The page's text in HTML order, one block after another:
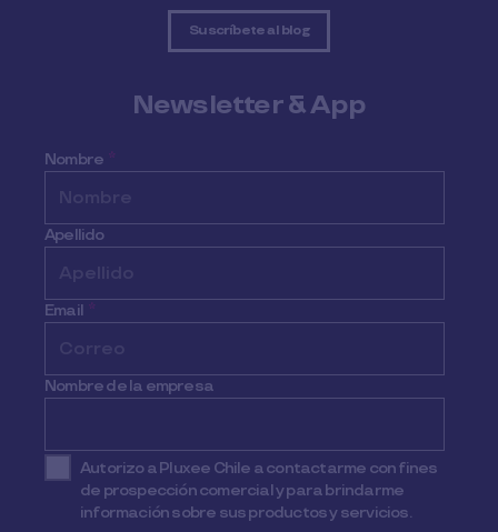
Suscríbete al blog
Newsletter & App
Nombre *
Apellido
Email *
Nombre de la empresa
Autorizo a Pluxee Chile a contactarme con fines
de prospección comercial y para brindarme
información sobre sus productos y servicios.